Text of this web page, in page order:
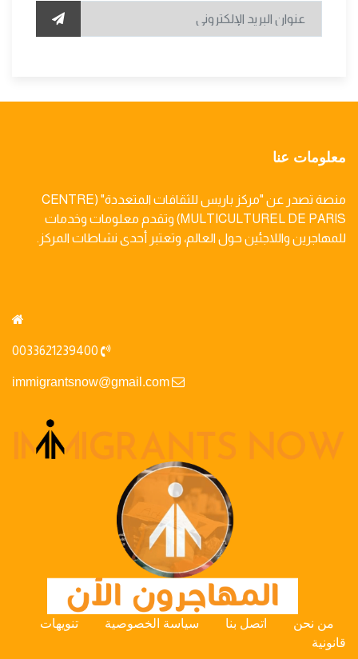
معلومات عنا
منصة تصدر عن "مركز باريس للثقافات المتعددة" (CENTRE
MULTICULTUREL DE PARIS) وتقدم معلومات وخدمات
للمهاجرين واللاجئين حول العالم، وتعتبر أحدى نشاطات المركز.
immigrantsnow@gmail.com
من نحن اتصل بنا سياسة الخصوصية
تنويهات
قانونية